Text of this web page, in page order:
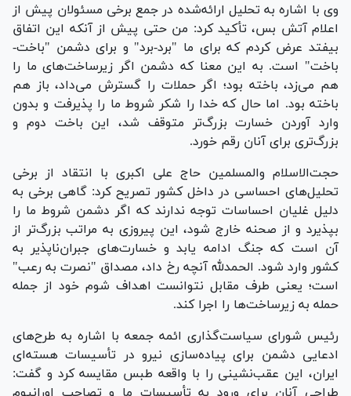
وی با اشاره به تحلیل ارائه‌شده در جمع برخی مسئولان پیش از
اعلام آتش بس، تأکید کرد: من حتی پیش از آنکه این اتفاق
بیفتد عرض کردم که برای ما "برد-برد" و برای دشمن "باخت-
باخت" است. به این معنا که دشمن اگر زیرساخت‌های ما را
هم می‌زد، باخته بود؛ اگر حملات را گسترش می‌داد، باز هم
باخته بود. اما حال که خدا را شکر شروط ما را پذیرفت و بدون
وارد آوردن خسارت بزرگ‌تر متوقف شد، این باخت دوم و
بزرگ‌تری برای آنان رقم خورد.
حجت‌الاسلام والمسلمین حاج علی اکبری با انتقاد از برخی
تحلیل‌های احساسی در داخل کشور تصریح کرد: گاهی برخی به
دلیل غلیان احساسات توجه ندارند که اگر دشمن شروط ما را
بپذیرد و از صحنه خارج شود، این پیروزی به مراتب بزرگ‌تر از
آن است که جنگ ادامه یابد و خسارت‌های جبران‌ناپذیر به
کشور وارد شود. الحمدلله آنچه رخ داد، مصداق "نصرت به رعب"
است؛ یعنی طرف مقابل نتوانست اهداف شوم خود از جمله
حمله به زیرساخت‌ها را اجرا کند.
رئیس شورای سیاست‌گذاری ائمه جمعه با اشاره به طرح‌های
ادعایی دشمن برای پیاده‌سازی نیرو در تأسیسات هسته‌ای
ایران، این عقب‌نشینی را با واقعه طبس مقایسه کرد و گفت:
طراحی آنان برای ورود به تأسیسات ما و تصاحب اورانیوم